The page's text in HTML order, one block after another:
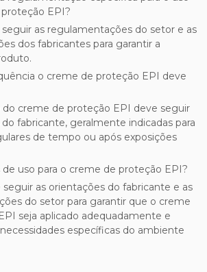
EPI?
dos fabricantes para garantir a
fabricante, geralmente indicadas para
de tempo ou após exposições
de uso para o creme de proteção EPI?
do setor para garantir que o creme
seja aplicado adequadamente e
específicas do ambiente